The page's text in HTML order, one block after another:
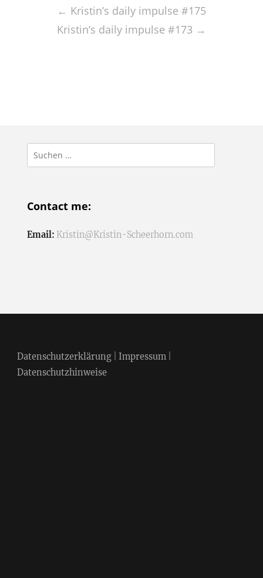
navigation
← Kristin’s daily impulse #175
Kristin’s daily impulse #173 →
Suchen
nach:
Contact me:
Email: Kristin@Kristin-Scheerhorn.com
Datenschutzerklärung| Impressum|
Datenschutzhinweise